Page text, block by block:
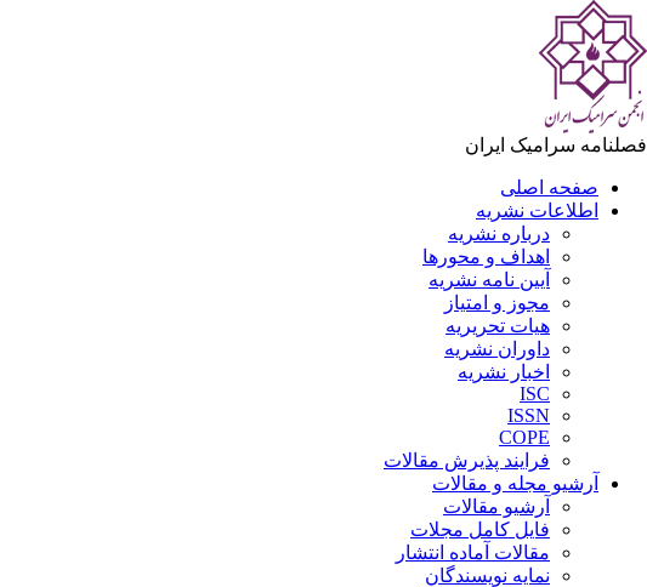
فصلنامه سرامیک ایران
صفحه اصلی
اطلاعات نشریه
درباره نشریه
اهداف و محورها
آیین نامه نشریه
مجوز و امتیاز
هیات تحریریه
داوران نشریه
اخبار نشریه
ISC
ISSN
COPE
فرایند پذیرش مقالات
آرشیو مجله و مقالات
آرشیو مقالات
فایل کامل مجلات
مقالات آماده انتشار
نمایه نویسندگان